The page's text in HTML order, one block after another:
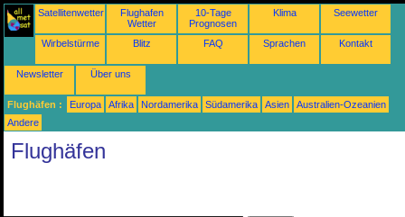
Satellitenwetter
Flughafen
Wetter
10-Tage
Prognosen
Klima Seewetter
Wirbelstürme Blitz FAQ Sprachen Kontakt
Newsletter Über uns
Flughäfen : Europa Afrika Nordamerika Südamerika Asien
Australien-Ozeanien
Andere
Flughäfen